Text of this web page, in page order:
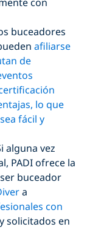
con
buceadores
afiliarse
de
lo que
fácil y
alguna vez
PADI ofrece la
buceador
a
con
solicitados en